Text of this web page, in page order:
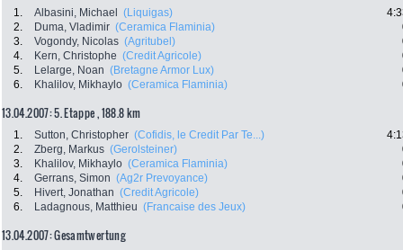
1. Albasini, Michael (Liquigas)
2.
Duma, Vladimir (Ceramica Flaminia)
3.
Vogondy, Nicolas (Agritubel)
4.
Kern, Christophe (Credit Agricole)
5.
Lelarge, Noan (Bretagne Armor Lux)
6.
Khalilov, Mikhaylo (Ceramica Flaminia)
13.04.2007: 5. Etappe , 188.8 km
1. Sutton, Christopher (Cofidis, le Credit Par Te...)
2.
Zberg, Markus (Gerolsteiner)
3.
Khalilov, Mikhaylo (Ceramica Flaminia)
4.
Gerrans, Simon (Ag2r Prevoyance)
5.
Hivert, Jonathan (Credit Agricole)
6.
Ladagnous, Matthieu (Francaise des Jeux)
13.04.2007: Gesamtwertung